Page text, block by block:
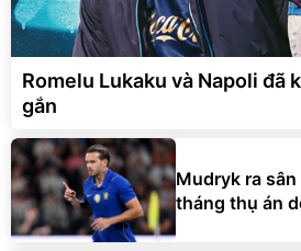
Romelu Lukaku và Napoli đã
gắn
Mudryk ra
tháng thụ án